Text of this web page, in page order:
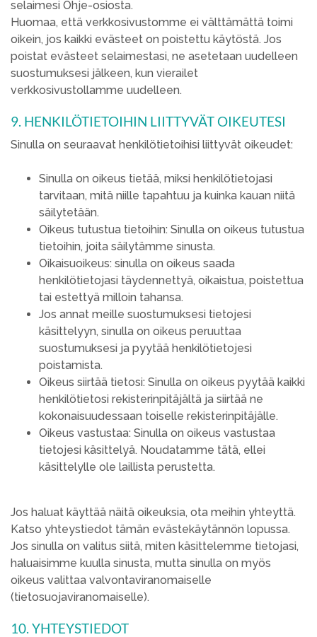
selaimesi Ohje-osiosta.
Huomaa, että verkkosivustomme ei välttämättä toimi
oikein, jos kaikki evästeet on poistettu käytöstä. Jos
poistat evästeet selaimestasi, ne asetetaan uudelleen
suostumuksesi jälkeen, kun vierailet
verkkosivustollamme uudelleen.
9. HENKILÖTIETOIHIN LIITTYVÄT OIKEUTESI
Sinulla on seuraavat henkilötietoihisi liittyvät oikeudet:
Sinulla on oikeus tietää, miksi henkilötietojasi
tarvitaan, mitä niille tapahtuu ja kuinka kauan niitä
säilytetään.
Oikeus tutustua tietoihin: Sinulla on oikeus tutustua
tietoihin, joita säilytämme sinusta.
Oikaisuoikeus: sinulla on oikeus saada
henkilötietojasi täydennettyä, oikaistua, poistettua
tai estettyä milloin tahansa.
Jos annat meille suostumuksesi tietojesi
käsittelyyn, sinulla on oikeus peruuttaa
suostumuksesi ja pyytää henkilötietojesi
poistamista.
Oikeus siirtää tietosi: Sinulla on oikeus pyytää kaikki
henkilötietosi rekisterinpitäjältä ja siirtää ne
kokonaisuudessaan toiselle rekisterinpitäjälle.
Oikeus vastustaa: Sinulla on oikeus vastustaa
tietojesi käsittelyä. Noudatamme tätä, ellei
käsittelylle ole laillista perustetta.
Jos haluat käyttää näitä oikeuksia, ota meihin yhteyttä.
Katso yhteystiedot tämän evästekäytännön lopussa.
Jos sinulla on valitus siitä, miten käsittelemme tietojasi,
haluaisimme kuulla sinusta, mutta sinulla on myös
oikeus valittaa valvontaviranomaiselle
(tietosuojaviranomaiselle).
10. YHTEYSTIEDOT